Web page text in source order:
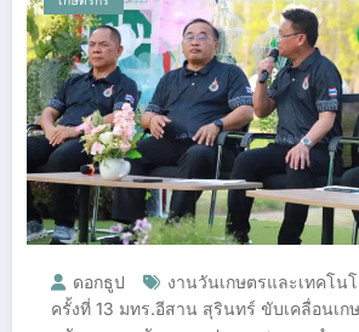
ดอกธูป
งานวันเกษตรและเทคโน
ครั้งที่ 13 มทร.อีสาน สุรินทร์ ขับเคลื่อนเก